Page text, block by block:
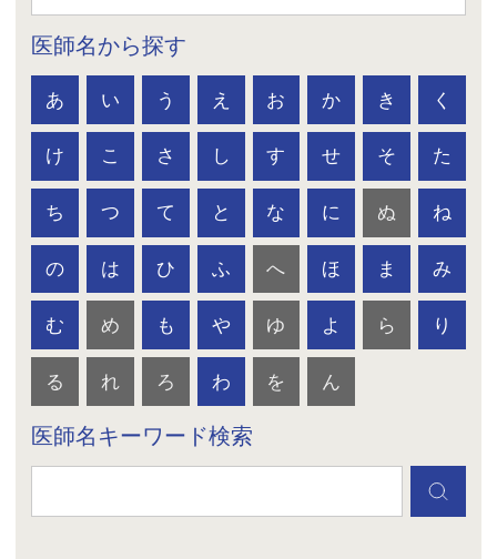
医師名から探す
あ い う え お か き く
け こ さ し す せ そ た
ち つ て と な に ぬ ね
の は ひ ふ へ ほ ま み
む め も や ゆ よ ら り
る れ ろ わ を ん
医師名キーワード検索